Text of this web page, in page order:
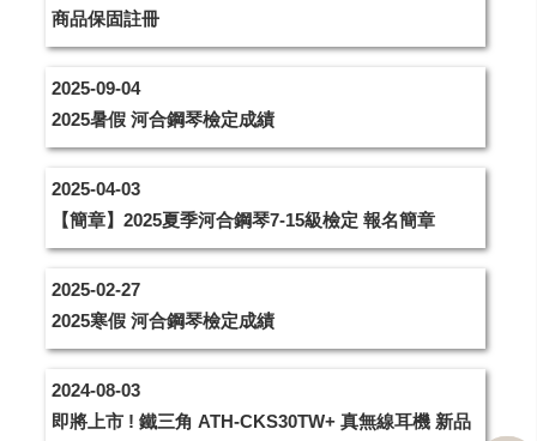
商品保固註冊
2025-09-04
2025暑假 河合鋼琴檢定成績
2025-04-03
【簡章】2025夏季河合鋼琴7-15級檢定 報名簡章
2025-02-27
2025寒假 河合鋼琴檢定成績
2024-08-03
即將上市 ! 鐵三角 ATH-CKS30TW+ 真無線耳機 新品